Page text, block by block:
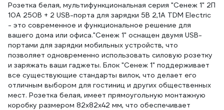
Розетка белая, мультифункциональная серия "Сенеж 1" 2П
10А 250В + 2 USВ-порта для зарядки 5В 2,1А TDM Electric
- это современное и функциональное решение для
вашего дома или офиса."Сенеж 1" оснащен двумя USB-
портами для зарядки мобильных устройств, что
позволяет одновременно использовать силовую розетку
и заряжать ваши гаджеты. Блок "Сенеж 1" поддерживает
все существующие стандарты вилок, что делает его
отличным выбором для гостиниц и других общественных
мест. Розетка белая, имеет прямоугольную монтажную
коробку размером 82х82х42 мм, что обеспечивает